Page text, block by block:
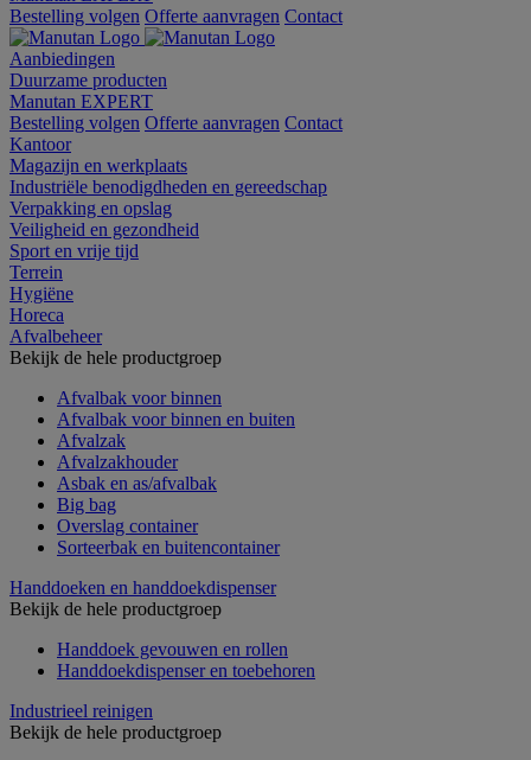
Bestelling volgen Offerte aanvragen Contact
Aanbiedingen
Duurzame producten
Manutan EXPERT
Bestelling volgen Offerte aanvragen Contact
Kantoor
Magazijn en werkplaats
Industriële benodigdheden en gereedschap
Verpakking en opslag
Veiligheid en gezondheid
Sport en vrije tijd
Terrein
Hygiëne
Horeca
Afvalbeheer
Bekijk de hele productgroep
Afvalbak voor binnen
Afvalbak voor binnen en buiten
Afvalzak
Afvalzakhouder
Asbak en as/afvalbak
Big bag
Overslag container
Sorteerbak en buitencontainer
Handdoeken en handdoekdispenser
Bekijk de hele productgroep
Handdoek gevouwen en rollen
Handdoekdispenser en toebehoren
Industrieel reinigen
Bekijk de hele productgroep